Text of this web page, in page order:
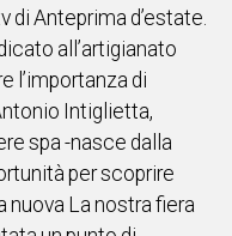
di Anteprima d’estate.
all’artigianato
l’importanza di
Intiglietta,
spa -nasce dalla
per scoprire
La nostra fiera